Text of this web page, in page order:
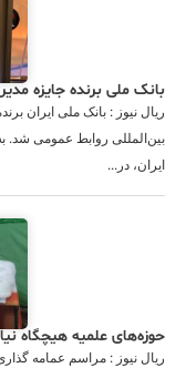
بانک ملی برنده جایزه
ریال نیوز : بانک ملی ایران
بین‌المللی روابط عمومی شد.
ایران، در...
حوزه‌های علمیه هیچگاه
ریال نیوز : مراسم عمامه